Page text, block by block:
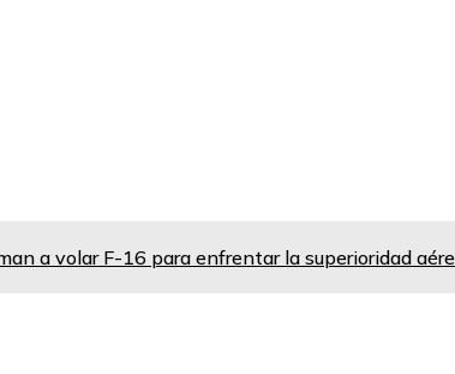
a volar F-16 para enfrentar la superioridad